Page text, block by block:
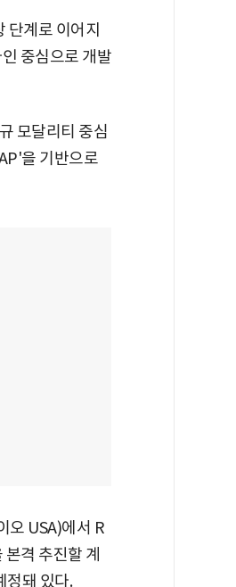
단계로 이어지
중심으로 개발
모달리티 중심
을 기반으로
오 USA)에서 R
격 추진할 계
정돼 있다.